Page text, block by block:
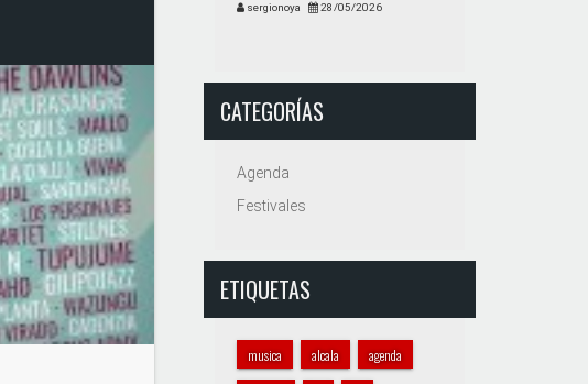
sergionoya 28/05/2026
CATEGORÍAS
Agenda
Festivales
ETIQUETAS
musica alcala agenda